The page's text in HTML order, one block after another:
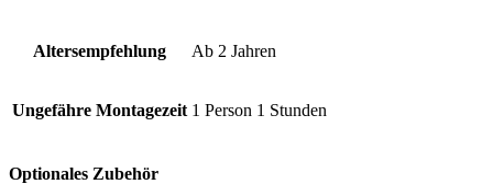
Altersempfehlung Ab 2 Jahren
Ungefähre Montagezeit 1 Person 1 Stunden
Optionales Zubehör